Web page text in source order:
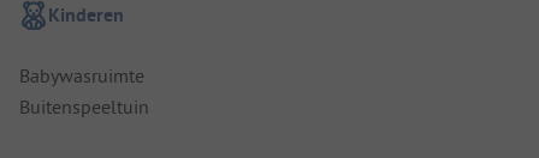
Kinderen
Babywasruimte
Buitenspeeltuin